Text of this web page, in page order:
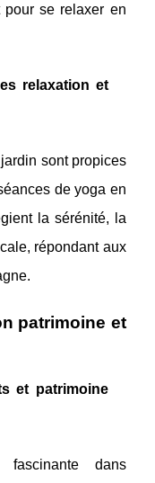
pour se relaxer en
relaxation et
sont propices
de yoga en
la sérénité, la
répondant aux
patrimoine et
et patrimoine
fascinante dans